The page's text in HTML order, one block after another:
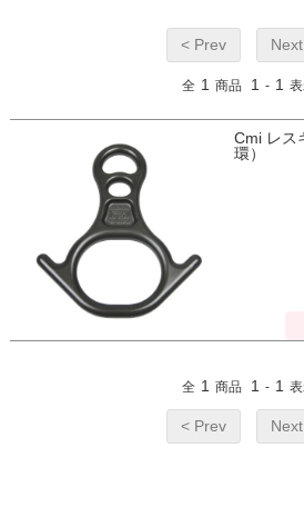
< Prev
全 1 商品 1 - 1
Cmi レス
環）
全 1 商品 1 - 1
< Prev